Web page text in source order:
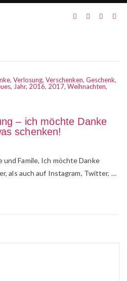
– ich möchte Danke
schenken!
und Famile, Ich möchte Danke
als auch auf Instagram, Twitter, …